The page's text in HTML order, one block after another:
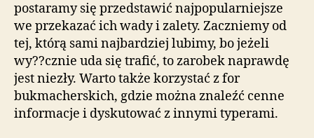
postaramy się przedstawić najpopularniejsze
we przekazać ich wady i zalety. Zaczniemy od
tej, którą sami najbardziej lubimy, bo jeżeli
wy??cznie uda się trafić, to zarobek naprawdę
jest niezły. Warto także korzystać z for
bukmacherskich, gdzie można znaleźć cenne
informacje i dyskutować z innymi typerami.